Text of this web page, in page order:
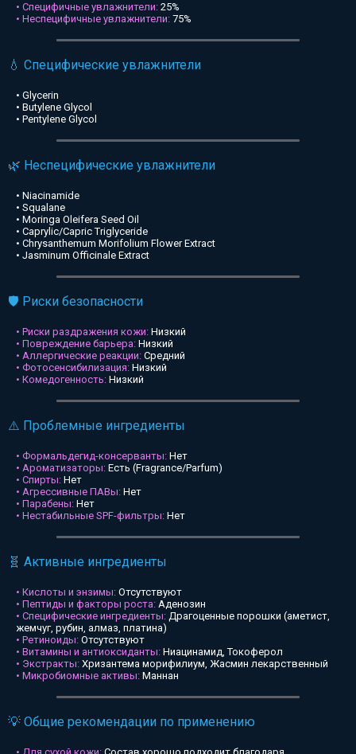
• Специфичные увлажнители: 25%
• Неспецифичные увлажнители: 75%
💧 Специфические увлажнители
• Glycerin
• Butylene Glycol
• Pentylene Glycol
🌿 Неспецифические увлажнители
• Niacinamide
• Squalane
• Moringa Oleifera Seed Oil
• Caprylic/Capric Triglyceride
• Chrysanthemum Morifolium Flower Extract
• Jasminum Officinale Extract
🛡️ Риски безопасности
• Риски раздражения кожи: Низкий
• Повреждение барьера: Низкий
• Аллергические реакции: Средний
• Фотосенсибилизация: Низкий
• Комедогенность: Низкий
⚠️ Проблемные ингредиенты
• Формальдегид-консерванты: Нет
• Ароматизаторы: Есть (Fragrance/Parfum)
• Спирты: Нет
• Агрессивные ПАВы: Нет
• Парабены: Нет
• Нестабильные SPF-фильтры: Нет
🧬 Активные ингредиенты
• Кислоты и энзимы: Отсутствуют
• Пептиды и факторы роста: Аденозин
• Специфические ингредиенты: Драгоценные порошки (аметист,
жемчуг, рубин, алмаз, платина)
• Ретиноиды: Отсутствуют
• Витамины и антиоксиданты: Ниацинамид, Токоферол
• Экстракты: Хризантема морифилиум, Жасмин лекарственный
• Микробиомные активы: Маннан
💡 Общие рекомендации по применению